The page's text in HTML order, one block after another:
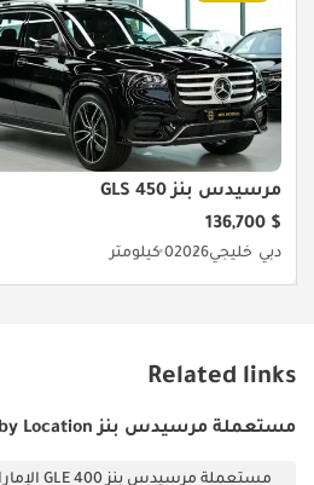
مرسيدس بنز GLS 450
$ 136,700
دبي خليجي20260 كيلومتر
Related links
مستعملة مرسيدس بنز GLE 400 by Location
مستعملة مرسيدس بنز GLE 400 الإمارات